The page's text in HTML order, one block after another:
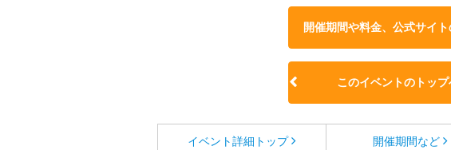
開催期間や料金、公式サイト
このイベントのトッ
イベント詳細 トップ 開催期間など